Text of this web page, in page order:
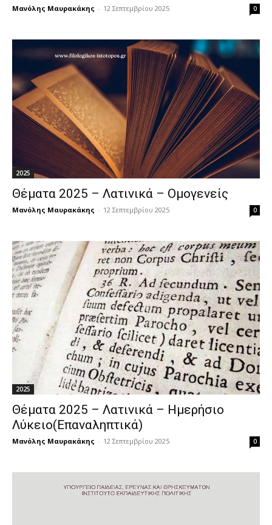
Μανόλης Μαυρακάκης - 12 Σεπτεμβρίου 2025 0
2025
Θέματα 2025 – Λατινικά – Ομογενείς
Μανόλης Μαυρακάκης - 12 Σεπτεμβρίου 2025 0
2025
Θέματα 2025 – Λατινικά – Ημερήσιο
Λύκειο(Επαναληπτικά)
Μανόλης Μαυρακάκης - 12 Σεπτεμβρίου 2025 0